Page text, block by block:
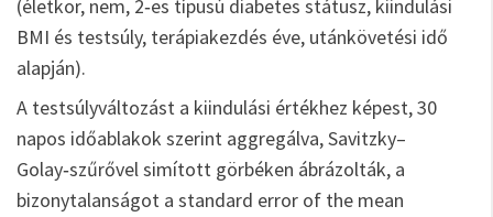
(életkor, nem, 2‑es típusú diabetes státusz, kiindulási
BMI és testsúly, terápiakezdés éve, utánkövetési idő
alapján).
A testsúlyváltozást a kiindulási értékhez képest, 30
napos időablakok szerint aggregálva, Savitzky–
Golay‑szűrővel simított görbéken ábrázolták, a
bizonytalanságot a standard error of the mean